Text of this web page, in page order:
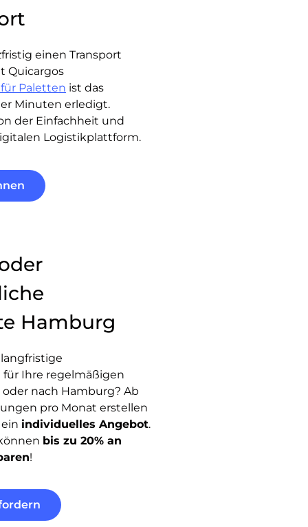
einen Transport
Quicargos
Paletten ist das
Minuten erledigt.
der Einfachheit und
Logistikplattform.
Hamburg
für Ihre regelmäßigen
nach Hamburg? Ab
pro Monat erstellen
individuelles Angebot.
bis zu 20% an
!